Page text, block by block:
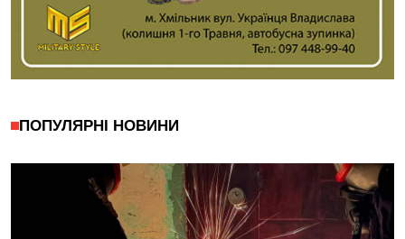
ПОПУЛЯРНІ НОВИНИ